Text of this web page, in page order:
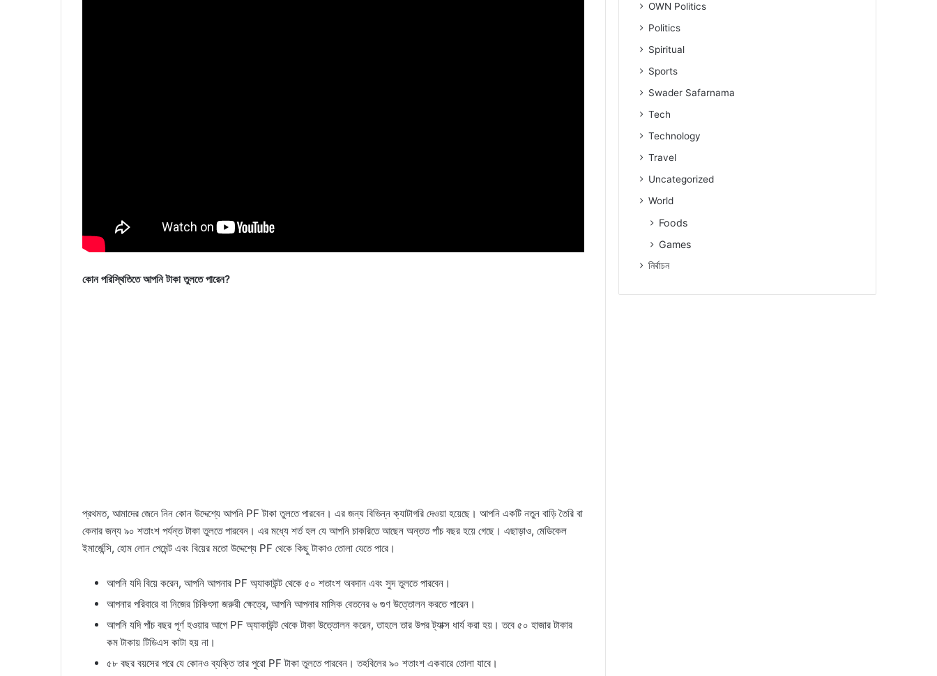
কোন পরিস্থিতিতে আপনি টাকা তুলতে পারেন?
প্রথমত, আমাদের জেনে নিন কোন উদ্দেশ্যে আপনি PF টাকা তুলতে পারবেন। এর জন্য বিভিন্ন ক্যাটাগরি দেওয়া হয়েছে। আপনি একটি নতুন বাড়ি তৈরি বা
কেনার জন্য ৯০ শতাংশ পর্যন্ত টাকা তুলতে পারবেন। এর মধ্যে শর্ত হল যে আপনি চাকরিতে আছেন অন্তত পাঁচ বছর হয়ে গেছে। এছাড়াও, মেডিকেল
ইমার্জেন্সি, হোম লোন পেমেন্ট এবং বিয়ের মতো উদ্দেশ্যে PF থেকে কিছু টাকাও তোলা যেতে পারে।
আপনি যদি বিয়ে করেন, আপনি আপনার PF অ্যাকাউন্ট থেকে ৫০ শতাংশ অবদান এবং সুদ তুলতে পারবেন।
আপনার পরিবারে বা নিজের চিকিৎসা জরুরী ক্ষেত্রে, আপনি আপনার মাসিক বেতনের ৬ গুণ উত্তোলন করতে পারেন।
আপনি যদি পাঁচ বছর পূর্ণ হওয়ার আগে PF অ্যাকাউন্ট থেকে টাকা উত্তোলন করেন, তাহলে তার উপর ট্যাক্স ধার্য করা হয়। তবে ৫০ হাজার টাকার
কম টাকায় টিডিএস কাটা হয় না।
৫৮ বছর বয়সের পরে যে কোনও ব্যক্তি তার পুরো PF টাকা তুলতে পারবেন। তহবিলের ৯০ শতাংশ একবারে তোলা যাবে।
OWN Politics
Politics
Spiritual
Sports
Swader Safarnama
Tech
Technology
Travel
Uncategorized
World
Foods
Games
নিৰ্বাচন